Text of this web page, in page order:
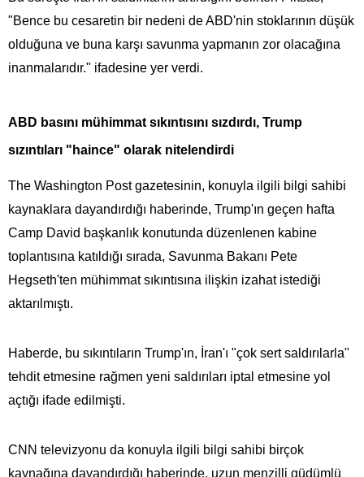
"Bence bu cesaretin bir nedeni de ABD'nin stoklarının düşük
olduğuna ve buna karşı savunma yapmanın zor olacağına
inanmalarıdır." ifadesine yer verdi.
ABD basını mühimmat sıkıntısını sızdırdı, Trump
sızıntıları "haince" olarak nitelendirdi
The Washington Post gazetesinin, konuyla ilgili bilgi sahibi
kaynaklara dayandırdığı haberinde, Trump'ın geçen hafta
Camp David başkanlık konutunda düzenlenen kabine
toplantısına katıldığı sırada, Savunma Bakanı Pete
Hegseth'ten mühimmat sıkıntısına ilişkin izahat istediği
aktarılmıştı.
Haberde, bu sıkıntıların Trump'ın, İran'ı "çok sert saldırılarla"
tehdit etmesine rağmen yeni saldırıları iptal etmesine yol
açtığı ifade edilmişti.
CNN televizyonu da konuyla ilgili bilgi sahibi birçok
kaynağına dayandırdığı haberinde, uzun menzilli güdümlü